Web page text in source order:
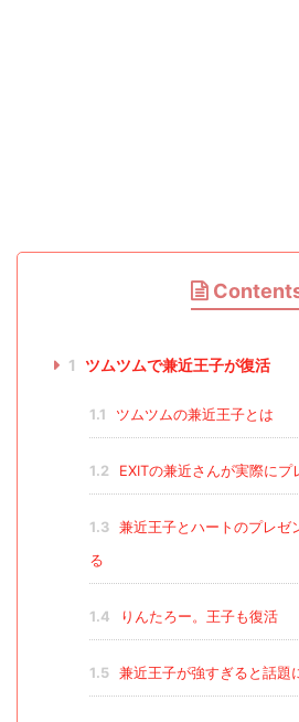
1 ツムツムで兼近王子が復活
1.1 ツムツムの兼近王子とは
1.2 EXITの兼近さんが実際にプ
1.3
兼近王子とハートのプレゼ
る
1.4 りんたろー。王子も復活
1.5 兼近王子が強すぎると話題